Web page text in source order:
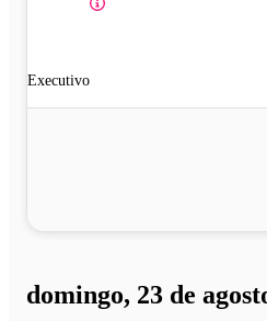
Executivo
domingo, 23 de